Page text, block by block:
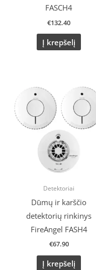
FASCH4
€132.40
Į krepšelį
Detektoriai
Dūmų ir karščio
detektorių rinkinys
FireAngel FASH4
€67.90
Į krepšelį